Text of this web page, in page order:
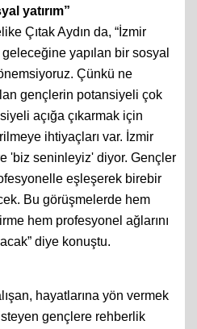
yatırım”
Çıtak Aydın da, “İzmir
yapılan bir sosyal
Çünkü ne
gençlerin potansiyeli çok
açığa çıkarmak için
ihtiyaçları var. İzmir
'biz seninleyiz' diyor. Gençler
eşleşerek birebir
Bu görüşmelerde hem
hem profesyonel ağlarını
diye konuştu.
hayatlarına yön vermek
gençlere rehberlik